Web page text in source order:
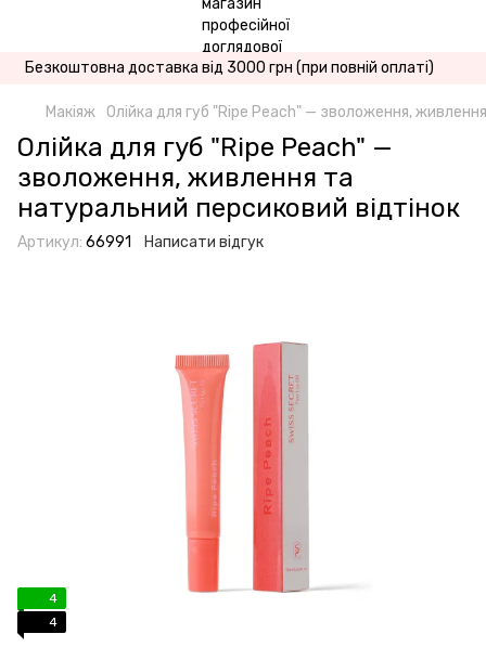
Безкоштовна доставка від 3000 грн (при повній оплаті)
Макіяж Олійка для губ "Ripe Peach" — зволоження,
Олійка для губ "Ripe Peach" —
зволоження, живлення та
натуральний персиковий відтінок
Артикул: 66991 Написати відгук
4
4